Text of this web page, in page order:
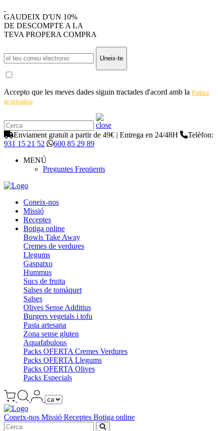
GAUDEIX D'UN 10%
DE DESCOMPTE A LA
TEVA PROPERA COMPRA
Uneix-te
Accepto que les meves dades siguin tractades d'acord amb la Política
de privadesa
Enviament gratuït a partir de 49€ | Entrega en 24/48H
Telèfon:
931 15 21 52
600 85 29 89
MENÚ
Preguntes Freqüents
Coneix-nos
Missió
Receptes
Botiga online
Bowls Take Away
Cremes de verdures
Llegums
Gaspatxo
Hummus
Sucs de fruita
Salses de tomàquet
Salses
Olives Sense Additius
Burgers vegetals i tofu
Pasta artesana
Zona sense gluten
Aquafabulous
Packs OFERTA Cremes Verdures
Packs OFERTA Llegums
Packs OFERTA Olives
Packs Especials
Coneix-nos Missió Receptes Botiga online